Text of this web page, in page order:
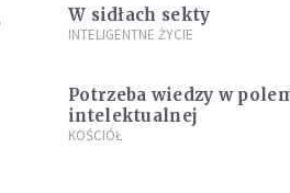
W sidłach sekty
INTELIGENTNE ŻYCIE
Potrzeba wiedzy w
intelektualnej
KOŚCIÓŁ